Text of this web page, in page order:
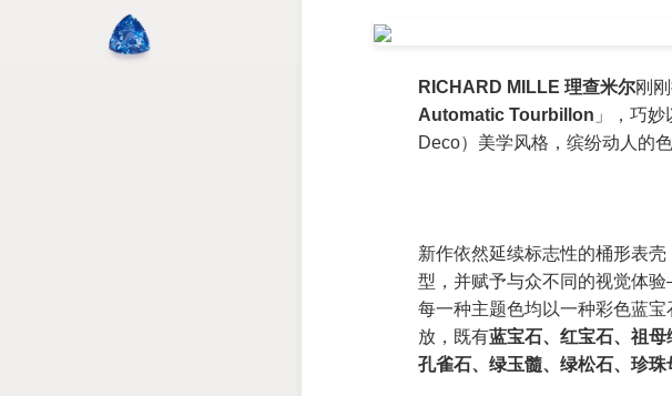
RICHARD MILLE 理查米尔刚
Automatic Tourbillon 」，巧
Deco）美学风格，缤纷动人的
新作依然延续标志性的桶形表壳
型，并赋予与众不同的视觉体
每一种主题色均以一种彩色蓝
放，既有蓝宝石、红宝石、祖
孔雀石、绿玉髓、绿松石、珍珠